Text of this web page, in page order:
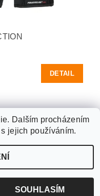
DETAIL
vyhrazena
Dalším procházením
jejich používáním.
SOUHLASÍM